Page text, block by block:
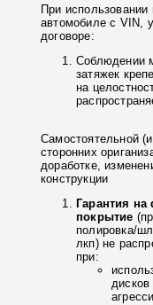
При использовании
автомобиле с VIN,
договоре:
Соблюдении
затяжек
на
Самостоятельной
сторонних
доработке,
конструкции
Гарантия
покрытие
полировка/
лкп) не
при: